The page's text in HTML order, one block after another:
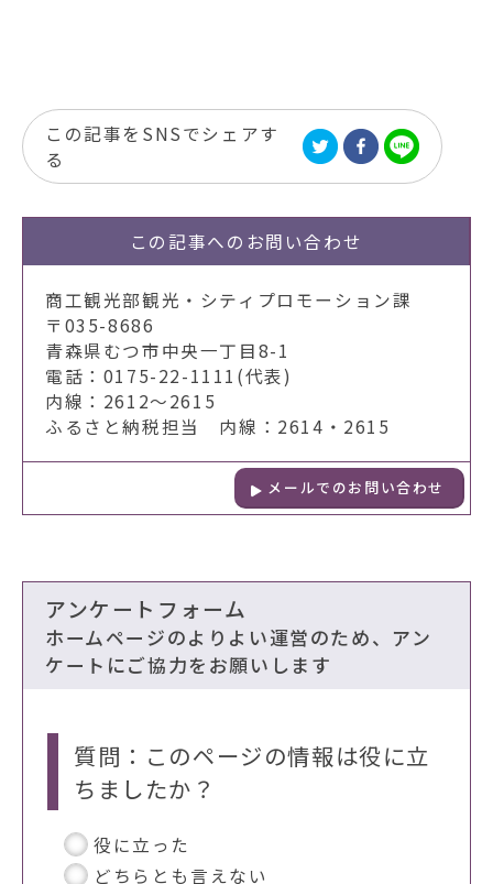
この記事をSNSでシェアす
る
この記事への お問い合わせ
商工観光部観光・シティプロモーション課
〒035-8686
青森県むつ市中央一丁目8-1
電話：0175-22-1111(代表)
内線：2612～2615
ふるさと納税担当 内線：2614・2615
メールでのお問い合わせ
アンケートフォーム
ホームページのよりよい運営のため、アン
ケートにご協力をお願いします
質問：このページの情報は役に立
ちましたか？
役に立った
どちらとも言えない